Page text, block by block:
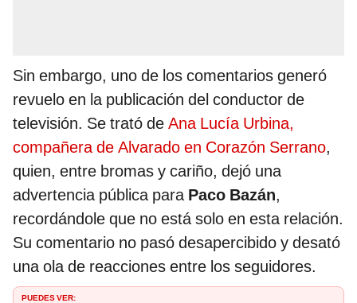
Sin embargo, uno de los comentarios generó
revuelo en la publicación del conductor de
televisión. Se trató de Ana Lucía Urbina,
compañera de Alvarado en Corazón Serrano,
quien, entre bromas y cariño, dejó una
advertencia pública para Paco Bazán,
recordándole que no está solo en esta relación.
Su comentario no pasó desapercibido y desató
una ola de reacciones entre los seguidores.
PUEDES VER: